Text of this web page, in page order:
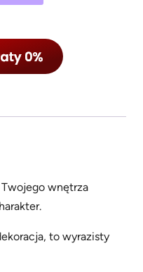
.
0
1
1
wnętrza
to wyrazisty